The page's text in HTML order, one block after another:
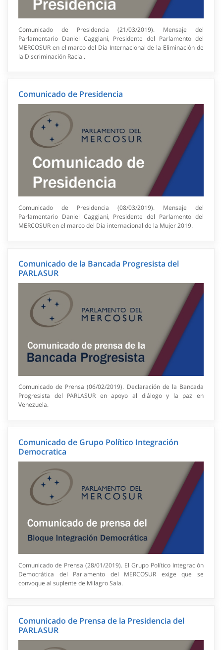
Comunicado de Presidencia (21/03/2019). Mensaje del
Parlamentario Daniel Caggiani, Presidente del Parlamento del
MERCOSUR en el marco del Día Internacional de la Eliminación de
la Discriminación Racial.
Comunicado de Presidencia
Comunicado de Presidencia (08/03/2019). Mensaje del
Parlamentario Daniel Caggiani, Presidente del Parlamento del
MERCOSUR en el marco del Día internacional de la Mujer 2019.
Comunicado de la Bancada Progresista del
PARLASUR
Comunicado de Prensa (06/02/2019). Declaración de la Bancada
Progresista del PARLASUR en apoyo al diálogo y la paz en
Venezuela.
Comunicado de Grupo Político Integración
Democratica
Comunicado de Prensa (28/01/2019). El Grupo Político Integración
Democrática del Parlamento del MERCOSUR exige que se
convoque al suplente de Milagro Sala.
Comunicado de Prensa de la Presidencia del
PARLASUR